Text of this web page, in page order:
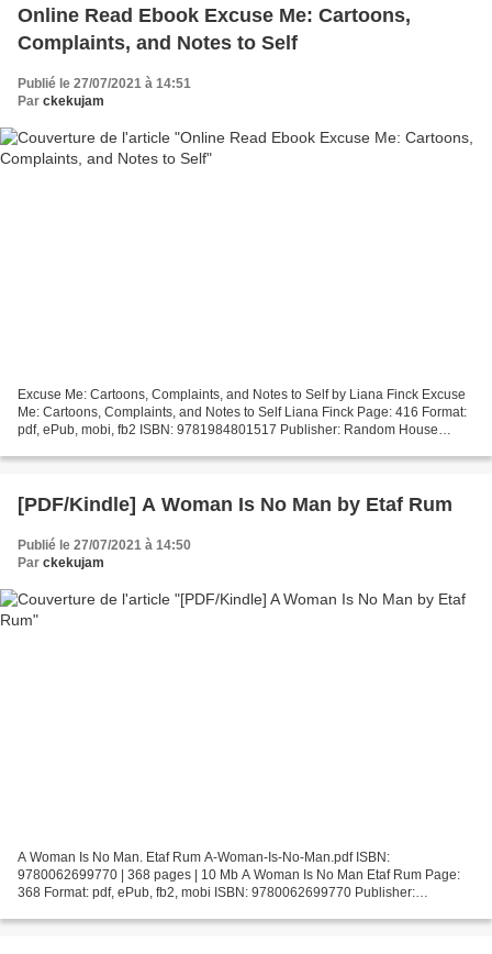
Online Read Ebook Excuse Me: Cartoons,
Complaints, and Notes to Self
Publié le 27/07/2021 à 14:51
Par ckekujam
Excuse Me: Cartoons, Complaints, and Notes to Self by Liana Finck Excuse
Me: Cartoons, Complaints, and Notes to Self Liana Finck Page: 416 Format:
pdf, ePub, mobi, fb2 ISBN: 9781984801517 Publisher: Random House
[PDF/Kindle] A Woman Is No Man by Etaf Rum
Publié le 27/07/2021 à 14:50
Par ckekujam
A Woman Is No Man. Etaf Rum A-Woman-Is-No-Man.pdf ISBN:
9780062699770 | 368 pages | 10 Mb A Woman Is No Man Etaf Rum Page:
368 Format: pdf, ePub, fb2, mobi ISBN: 9780062699770 Publisher:
books...